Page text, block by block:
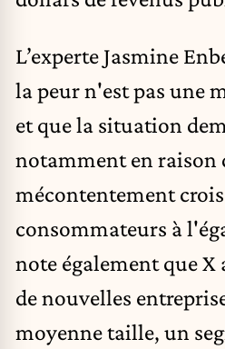
L’experte Jasmine
la peur n'est pas une
et que la situation
notamment en raison
mécontentement
consommateurs à
note également que X
de nouvelles
moyenne taille, un